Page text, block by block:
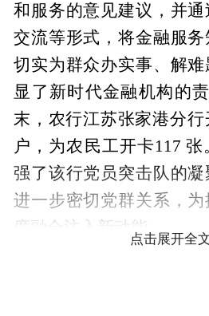
和服务的意见建议，并
交流等形式，将金融服务
切实为群众办实事、解
显了新时代金融机构的
末，农行江苏张家港分
户，为农民工开卡117
强了该行党员突击队的
进一步密切党群关系，
度融合注入新动能。
下阶段，农行江苏张家
点击展开全